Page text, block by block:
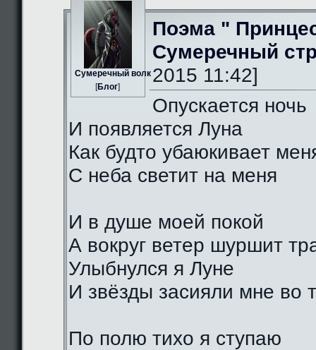
Сумеречный волк
[Блог]
Поэма "
Сумеречный
2015 11:42]
Опускается ночь
И появляется Луна
Как будто убаюкивает
С неба светит на меня
И в душе моей покой
А вокруг ветер шуршит
Улыбнулся я Луне
И звёзды засияли мне во
По полю тихо я ступаю